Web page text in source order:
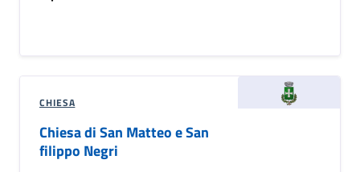
CHIESA
Chiesa di San Matteo e San
filippo Negri